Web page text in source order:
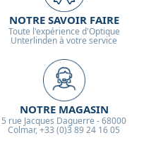
NOTRE SAVOIR FAIRE
Toute l'expérience d'Optique
Unterlinden à votre service
NOTRE MAGASIN
5 rue Jacques Daguerre - 68000
Colmar, +33 (0)3 89 24 16 05